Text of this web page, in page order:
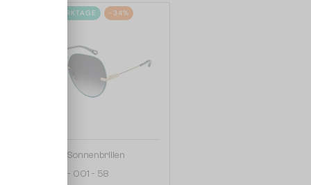
2-4 WERKTAGE -34%
Sonnenbrillen
CH0135S - 001 - 58